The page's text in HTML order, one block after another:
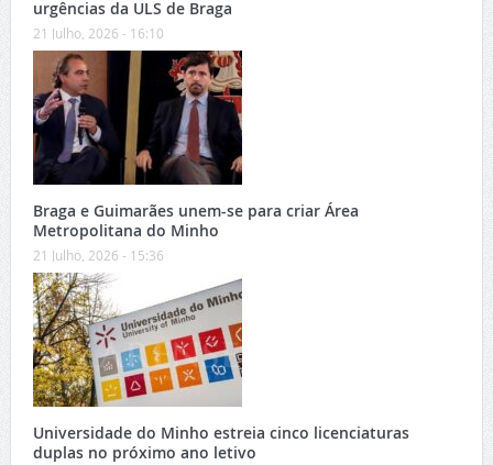
urgências da ULS de Braga
21 Julho, 2026 - 16:10
Braga e Guimarães unem-se para criar Área
Metropolitana do Minho
21 Julho, 2026 - 15:36
Universidade do Minho estreia cinco licenciaturas
duplas no próximo ano letivo